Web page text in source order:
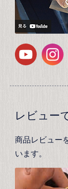
レビュー
商品レビュー
います。